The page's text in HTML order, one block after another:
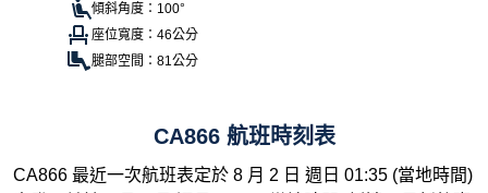
傾斜角度：100°
座位寬度：46公分
腿部空間：81公分
CA866 航班時刻表
CA866 最近一次航班表定於 8 月 2 日 週日 01:35 (當地時間)